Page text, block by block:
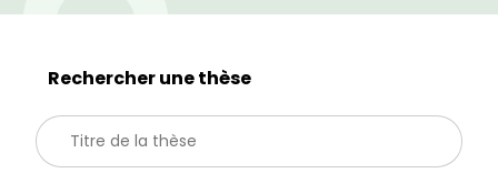
Rechercher une thèse